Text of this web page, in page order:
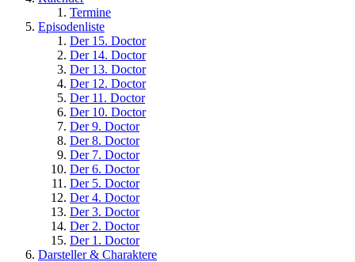
Termine
Episodenliste
Der 15. Doctor
Der 14. Doctor
Der 13. Doctor
Der 12. Doctor
Der 11. Doctor
Der 10. Doctor
Der 9. Doctor
Der 8. Doctor
Der 7. Doctor
Der 6. Doctor
Der 5. Doctor
Der 4. Doctor
Der 3. Doctor
Der 2. Doctor
Der 1. Doctor
Darsteller & Charaktere